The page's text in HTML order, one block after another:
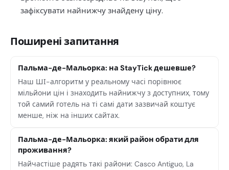
зафіксувати найнижчу знайдену ціну.
Поширені запитання
Пальма-де-Мальорка: на StayTick дешевше?
Наш ШІ-алгоритм у реальному часі порівнює
мільйони цін і знаходить найнижчу з доступних, тому
той самий готель на ті самі дати зазвичай коштує
менше, ніж на інших сайтах.
Пальма-де-Мальорка: який район обрати для
проживання?
Найчастіше радять такі райони: Casco Antiguo, La